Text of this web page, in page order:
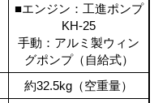
■エンジン：工進ポンプ
KH-25
手動：アルミ製ウィン
グポンプ（自給式）
約32.5kg（空重量）